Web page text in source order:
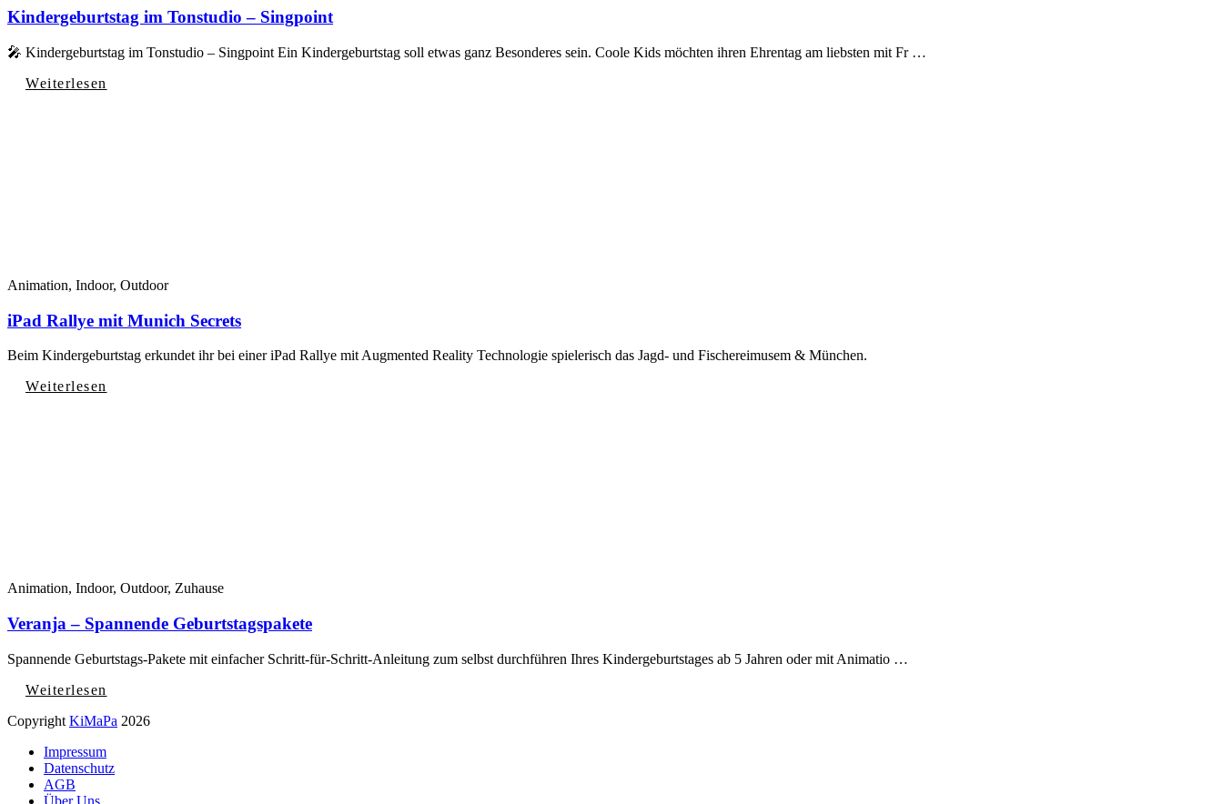
Kindergeburtstag im Tonstudio – Singpoint
🎤 Kindergeburtstag im Tonstudio – Singpoint Ein Kindergeburtstag soll etwas ganz Besonderes sein. Coole Kids möchten ihren Ehrentag am liebsten mit Fr …
Weiterlesen
Animation, Indoor, Outdoor
iPad Rallye mit Munich Secrets
Beim Kindergeburtstag erkundet ihr bei einer iPad Rallye mit Augmented Reality Technologie spielerisch das Jagd- und Fischereimusem & München.
Weiterlesen
Animation, Indoor, Outdoor, Zuhause
Veranja – Spannende Geburtstagspakete
Spannende Geburtstags-Pakete mit einfacher Schritt-für-Schritt-Anleitung zum selbst durchführen Ihres Kindergeburtstages ab 5 Jahren oder mit Animatio …
Weiterlesen
Copyright KiMaPa 2026
Impressum
Datenschutz
AGB
Über Uns